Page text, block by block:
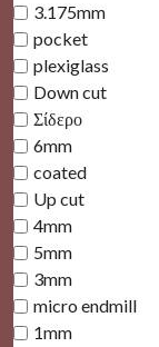
3.175mm
pocket
plexiglass
Down cut
Σίδερο
6mm
coated
Up cut
4mm
5mm
3mm
micro endmill
1mm